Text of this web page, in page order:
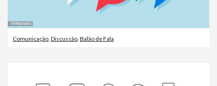
Comunicação Discussão Balão de Fala